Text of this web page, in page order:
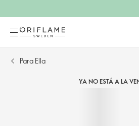
Para Ella
YA NO ESTÁ A LA